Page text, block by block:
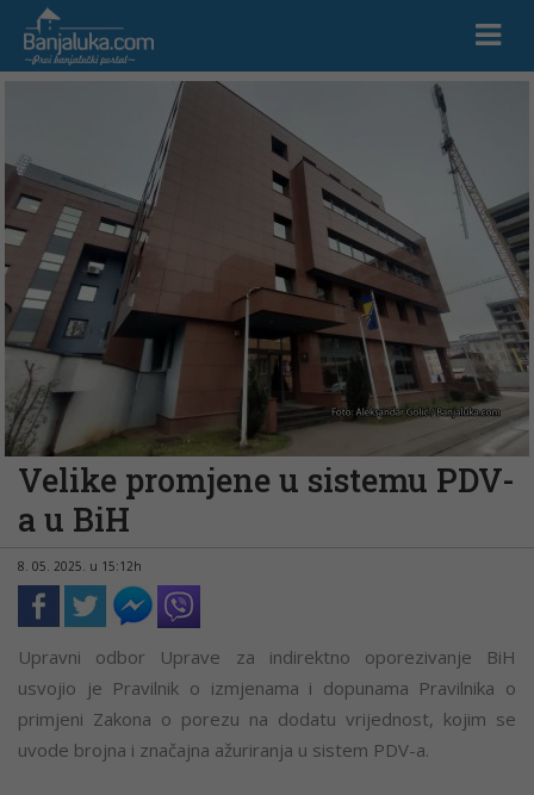
Velike promjene u sistemu PDV-
a u BiH
8. 05. 2025. u 15:12h
Upravni odbor Uprave za indirektno oporezivanje BiH
usvojio je Pravilnik o izmjenama i dopunama Pravilnika o
primjeni Zakona o porezu na dodatu vrijednost, kojim se
uvode brojna i značajna ažuriranja u sistem PDV-a.